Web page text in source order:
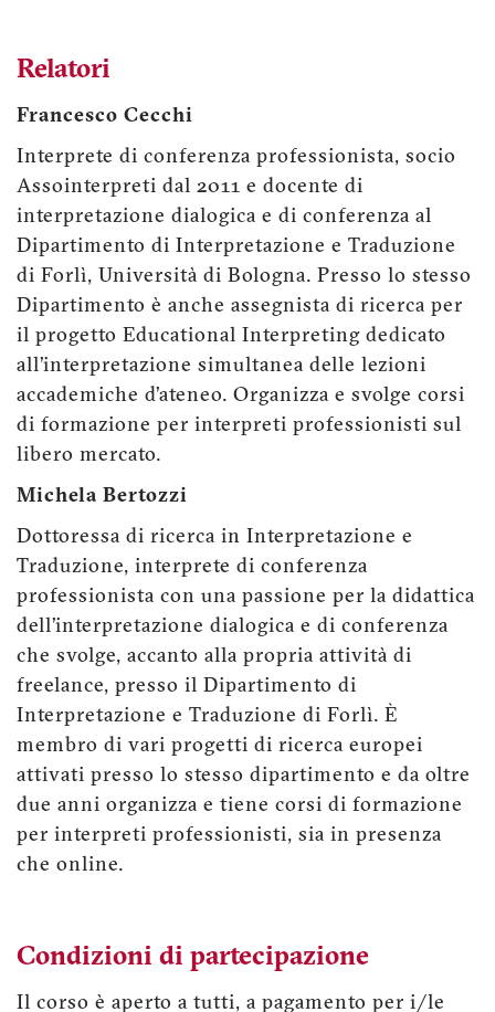
Relatori
Francesco Cecchi
Interprete di conferenza professionista, socio
Assointerpreti dal 2011 e docente di
interpretazione dialogica e di conferenza al
Dipartimento di Interpretazione e Traduzione
di Forlì, Università di Bologna. Presso lo stesso
Dipartimento è anche assegnista di ricerca per
il progetto Educational Interpreting dedicato
all’interpretazione simultanea delle lezioni
accademiche d’ateneo. Organizza e svolge corsi
di formazione per interpreti professionisti sul
libero mercato.
Michela Bertozzi
Dottoressa di ricerca in Interpretazione e
Traduzione, interprete di conferenza
professionista con una passione per la didattica
dell’interpretazione dialogica e di conferenza
che svolge, accanto alla propria attività di
freelance, presso il Dipartimento di
Interpretazione e Traduzione di Forlì. È
membro di vari progetti di ricerca europei
attivati presso lo stesso dipartimento e da oltre
due anni organizza e tiene corsi di formazione
per interpreti professionisti, sia in presenza
che online.
Condizioni di partecipazione
Il corso è aperto a tutti, a pagamento per i/le